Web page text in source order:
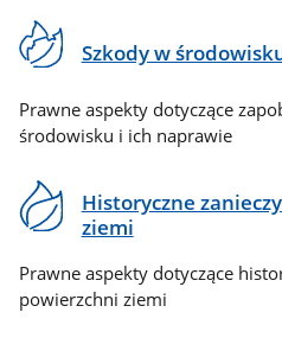
Szkody w
Prawne aspekty dotyczące
środowisku i ich naprawie
Historyczne
ziemi
Prawne aspekty dotyczące
powierzchni ziemi